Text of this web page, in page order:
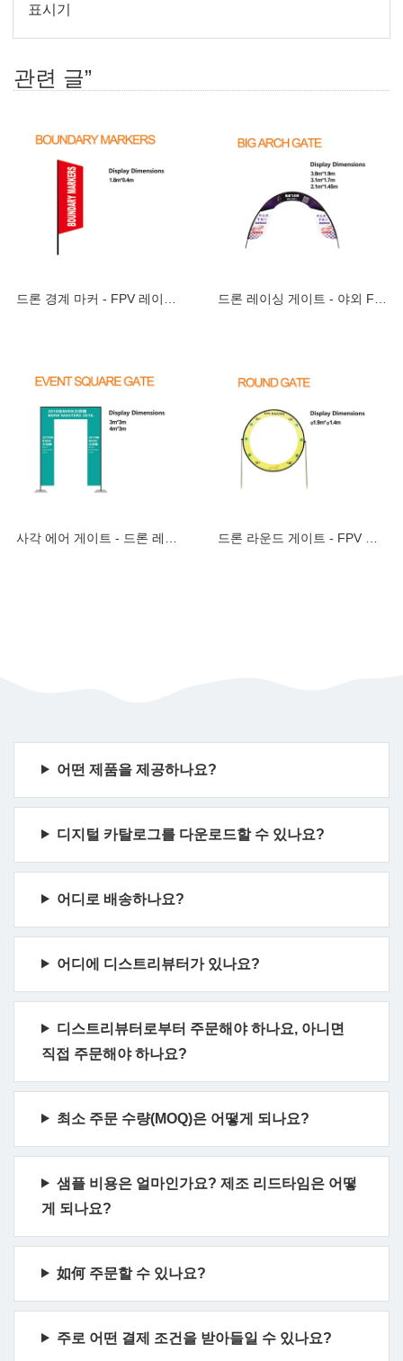
표시기
관련 글”
어떤 제품을 제공하나요?
디지털 카탈로그를 다운로드할 수 있나요?
어디로 배송하나요?
어디에 디스트리뷰터가 있나요?
디스트리뷰터로부터 주문해야 하나요, 아니면
직접 주문해야 하나요?
최소 주문 수량(MOQ)은 어떻게 되나요?
샘플 비용은 얼마인가요? 제조 리드타임은 어떻
게 되나요?
如何 주문할 수 있나요?
주로 어떤 결제 조건을 받아들일 수 있나요?